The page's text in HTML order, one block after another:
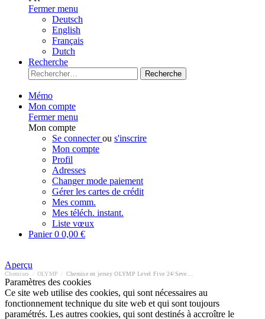
Fermer menu
Deutsch
English
Français
Dutch
Recherche
Recherche
Mémo
Mon compte
Fermer menu
Mon compte
Se connecterou s'inscrire
Mon compte
Profil
Adresses
Changer mode paiement
Gérer les cartes de crédit
Mes comm.
Mes téléch. instant.
Liste vœux
Panier0 0,00 €
Aperçu
Chemises OLYMP
Paramètres des cookies
Ce site web utilise des cookies, qui sont nécessaires au
fonctionnement technique du site web et qui sont toujours
paramétrés. Les autres cookies, qui sont destinés à accroître le